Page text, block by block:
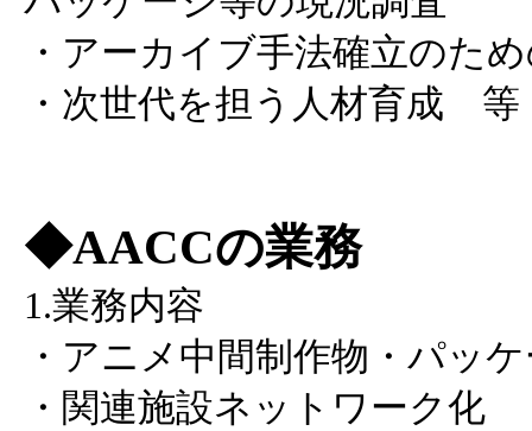
・アーカイブ手法確立のた
・次世代を担う人材育成 等
◆AACCの業務
1.業務内容
・アニメ中間制作物・パッ
・関連施設ネットワーク化